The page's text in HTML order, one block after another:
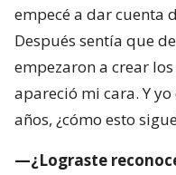
empecé a dar cuenta
Después sentía que
empezaron a crear
apareció mi cara. Y yo
años, ¿cómo esto
—¿Lograste